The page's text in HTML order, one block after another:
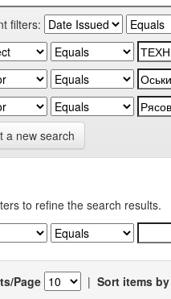
filters:
a new search
to refine the search results.
Page | Sort items by